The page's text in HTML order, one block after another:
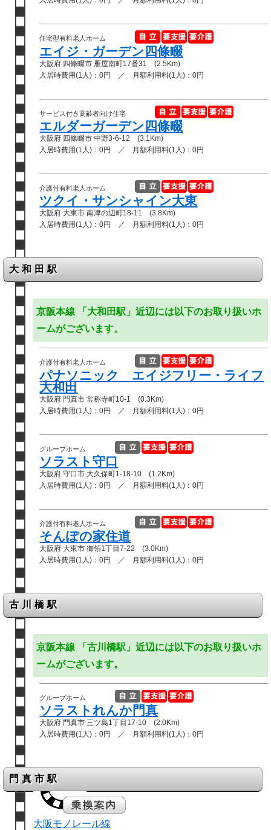
住宅型有料老人ホーム
エイジ・ガーデン四條畷
大阪府 四條畷市 雁屋南町17番31 (2.5Km)
入居時費用(1人)：0円 ／ 月額利用料(1人)：0円
サービス付き高齢者向け住宅
エルダーガーデン四條畷
大阪府 四條畷市 中野3-6-12 (3.1Km)
入居時費用(1人)：0円 ／ 月額利用料(1人)：0円
介護付有料老人ホーム
ツクイ・サンシャイン大東
大阪府 大東市 南津の辺町18-11 (3.8Km)
入居時費用(1人)：0円 ／ 月額利用料(1人)：0円
大和田駅
京阪本線 「大和田駅」近辺には以下のお取り扱いホ
ームがございます。
介護付有料老人ホーム
パナソニック エイジフリー・ライフ
大和田
大阪府 門真市 常称寺町10-1 (0.3Km)
入居時費用(1人)：0円 ／ 月額利用料(1人)：0円
グループホーム
ソラスト守口
大阪府 守口市 大久保町1-18-10 (1.2Km)
入居時費用(1人)：0円 ／ 月額利用料(1人)：0円
介護付有料老人ホーム
そんぽの家住道
大阪府 大東市 御領1丁目7-22 (3.0Km)
入居時費用(1人)：0円 ／ 月額利用料(1人)：0円
古川橋駅
京阪本線 「古川橋駅」近辺には以下のお取り扱いホ
ームがございます。
グループホーム
ソラストれんか門真
大阪府 門真市 三ツ島1丁目17-10 (2.0Km)
入居時費用(1人)：0円 ／ 月額利用料(1人)：0円
門真市駅
大阪モノレール線